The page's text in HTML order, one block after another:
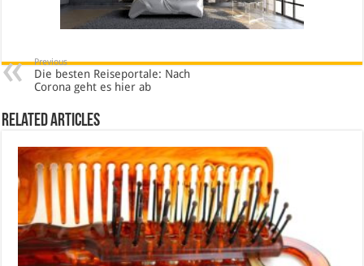
Previous
Die besten Reiseportale: Nach
Corona geht es hier ab
Related Articles